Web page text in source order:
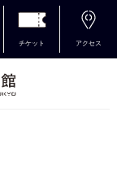
チケット アクセス